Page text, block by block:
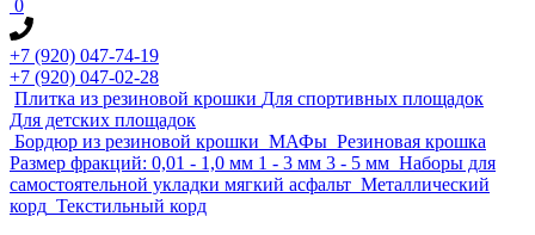
0
+7 (920) 047-74-19
+7 (920) 047-02-28
Плитка из резиновой крошки Для спортивных площадок
Для детских площадок
Бордюр из резиновой крошки МАФы Резиновая крошка
Размер фракций: 0,01 - 1,0 мм 1 - 3 мм 3 - 5 мм Наборы для
самостоятельной укладки мягкий асфальт Металлический
корд Текстильный корд